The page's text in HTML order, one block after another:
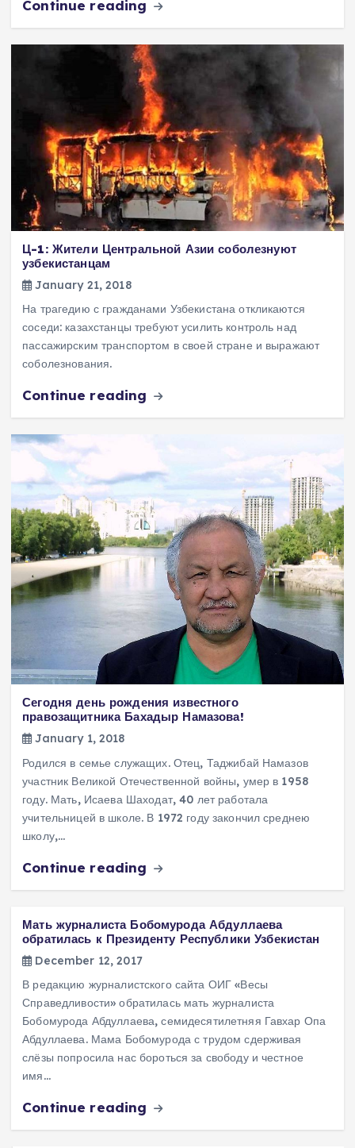
Continue reading
Ц-1: Жители Центральной Азии соболезнуют
узбекистанцам
January 21, 2018
На трагедию с гражданами Узбекистана откликаются
соседи: казахстанцы требуют усилить контроль над
пассажирским транспортом в своей стране и выражают
соболезнования.
Continue reading
Сегодня день рождения известного
правозащитника Бахадыр Намазова!
January 1, 2018
Родился в семье служащих. Отец, Таджибай Намазов
участник Великой Отечественной войны, умер в 1958
году. Мать, Исаева Шаходат, 40 лет работала
учительницей в школе. В 1972 году закончил среднею
школу,…
Continue reading
Мать журналиста Бобомурода Абдуллаева
обратилась к Президенту Республики Узбекистан
December 12, 2017
В редакцию журналистского сайта ОИГ «Весы
Справедливости» обратилась мать журналиста
Бобомурода Абдуллаева, семидесятилетняя Гавхар Опа
Абдуллаева. Мама Бобомурода с трудом сдерживая
слёзы попросила нас бороться за свободу и честное
имя…
Continue reading